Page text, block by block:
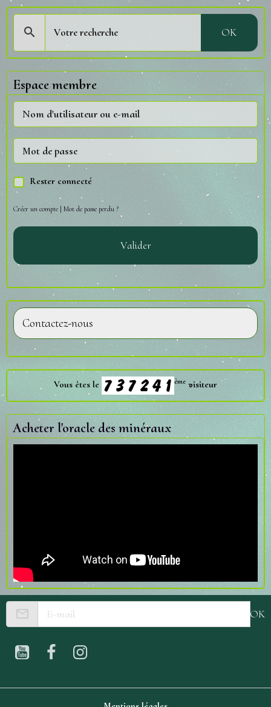
OK
Espace membre
Rester connecté
Créer un compte | Mot de passe perdu ?
Valider
Contactez-nous
Vous êtes le ème visiteur
Acheter l'oracle des minéraux
OK